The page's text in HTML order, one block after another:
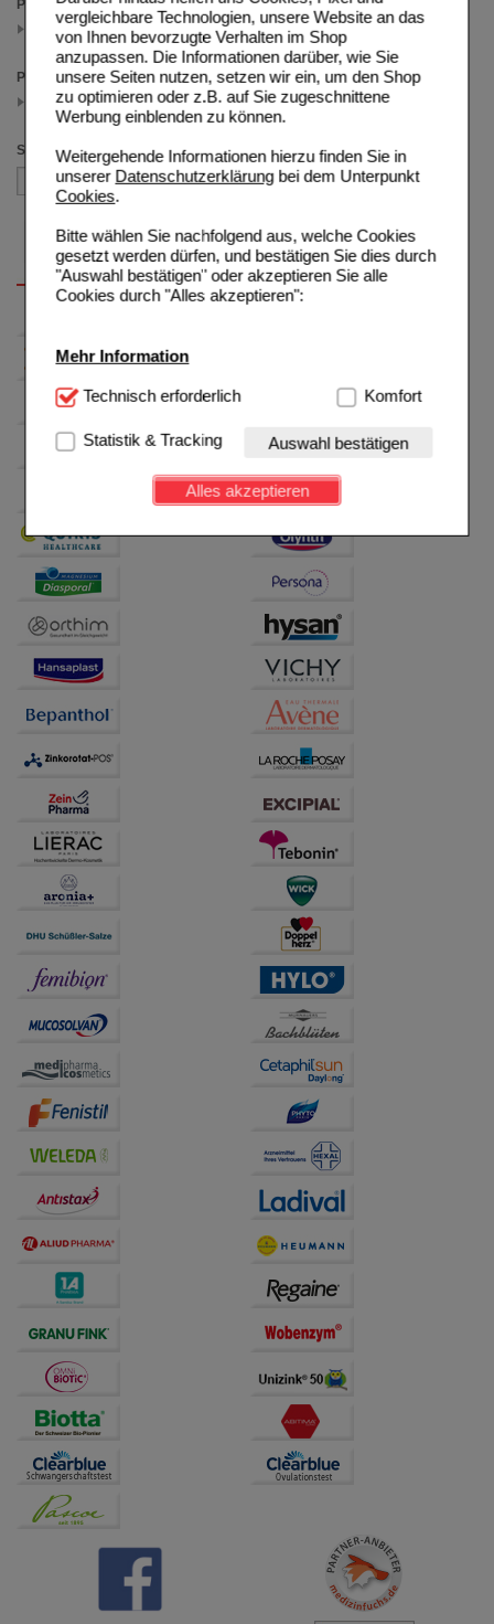
vergleichbare Technologien, unsere Website an das
von Ihnen bevorzugte Verhalten im Shop
anzupassen. Die Informationen darüber, wie Sie
unsere Seiten nutzen, setzen wir ein, um den Shop
zu optimieren oder z.B. auf Sie zugeschnittene
Werbung einblenden zu können.
Weitergehende Informationen hierzu finden Sie in
unserer Datenschutzerklärungbei dem Unterpunkt
Cookies.
Bitte wählen Sie nachfolgend aus, welche Cookies
gesetzt werden dürfen, und bestätigen Sie dies durch
"Auswahl bestätigen" oder akzeptieren Sie alle
Cookies durch "Alles akzeptieren":
Mehr Information
Technisch Notwendig:Hierbei handelt es sich um
Website notwendig sind (z.B. Navigation, Warenkorb,
Kundenkonto), weshalb auf diese nicht verzichtet
werden kann.
Einkaufserlebnis noch ansprechender zu gestalten,
beispielsweise für die Wiedererkennung des
Besuchers oder unsere Seite an bevorzugte
Verhaltensweisen (z.B. Spracheinstellung)
anzupassen. Komfort-Cookies ermöglichen es uns
auch auf Ihre Bedürfnisse zugeschrittene Inhalte
anzuzeigen und unser Partnerprogramm zu
betreiben.
Statistik & Tracking:
Hierüber lassen sich
Informationen über die Art und Weise der Nutzung
unserer Website sammeln, mit deren Hilfe wir unsere
Website weiter für Sie optimieren können, den Inhalt
auf unserer Website aber auch die Werbung auf
Drittseiten möglichst relevant für Sie zu gestalten.
Bitte beachten Sie, dass Daten hierfür teilweise an
Dritte wie z.B. Google oder soziale Medien
übertragen werden.
Technisch erforderlich Komfort
Statistik & Tracking Auswahl bestätigen
Alles akzeptieren
Packungsgröße
120 St
(auswahl entfernen)
Preis
25.00 - 29.99
(auswahl entfernen)
Sortieren nach